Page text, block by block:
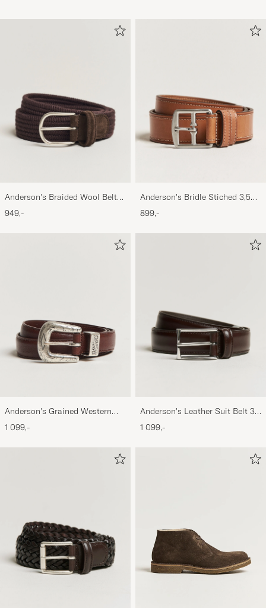
Anderson's Braided Wool Belt
Brown
949,-
Anderson's Bridle Stiched 3,5
cm Leather Belt Tan
899,-
Anderson's Grained Western
Leather Belt 2,5 cm Brown
1 099,-
Anderson's Leather Suit Belt 3
cm Dark Brown
1 099,-